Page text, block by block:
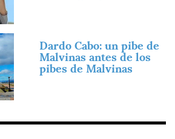
Dardo Cabo: un pibe de
Malvinas antes de los
pibes de Malvinas